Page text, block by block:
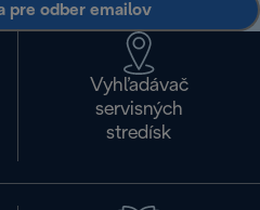
pre odber emailov
Vyhľadávač
servisných
stredísk